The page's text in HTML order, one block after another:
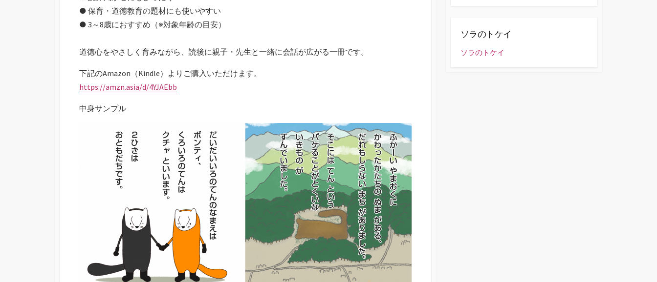
● 保育・道徳教育の題材にも使いやすい
● 3～8歳におすすめ（※対象年齢の目安）
道徳心をやさしく育みながら、読後に親子・先生と一緒に会話が広がる一冊です。
下記のAmazon（Kindle）よりご購入いただけます。
https://amzn.asia/d/4YJAEbb
中身サンプル
ソラのトケイ
ソラのトケイ